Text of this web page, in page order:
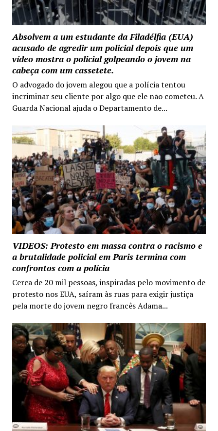
Absolvem a um estudante da Filadélfia (EUA)
acusado de agredir um policial depois que um
vídeo mostra o policial golpeando o jovem na
cabeça com um cassetete.
O advogado do jovem alegou que a polícia tentou
incriminar seu cliente por algo que ele não cometeu. A
Guarda Nacional ajuda o Departamento de...
VIDEOS: Protesto em massa contra o racismo e
a brutalidade policial em Paris termina com
confrontos com a polícia
Cerca de 20 mil pessoas, inspiradas pelo movimento de
protesto nos EUA, saíram às ruas para exigir justiça
pela morte do jovem negro francês Adama...